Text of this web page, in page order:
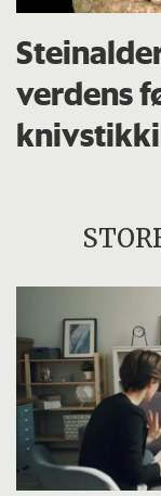
verdens